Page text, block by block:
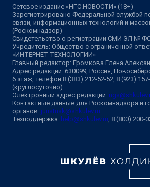
Сетевое издание «НГС.НОВОСТИ» (18+)
Зарегистрировано Федеральной службой
связи, информационных технологий и
(Роскомнадзор)
Свидетельство о регистрации СМИ ЭЛ №
Учредитель: Общество с ограниченной
«ИНТЕРНЕТ ТЕХНОЛОГИИ»
Главный редактор: Громкова Елена
Адрес редакции: 630099, Россия,
6 этаж, телефон 8 (383) 212-52-52, 8 (923)
(круглосуточно)
Электронный адрес редакции:
Контактные данные для Роскомнадзора и
органов: juristnsk@shkulev.ru
Техподдержка: help@shkulev.ru , 8 (800) 200-